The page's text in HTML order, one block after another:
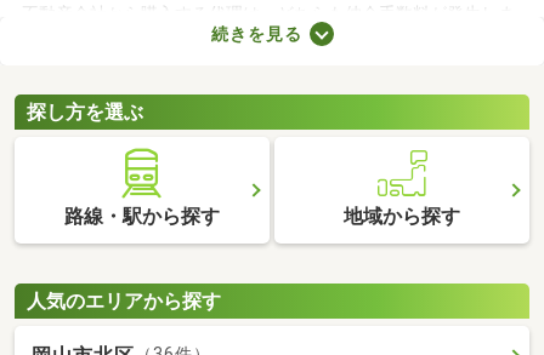
不動産会社から購入する代理は、どちらも仲介手数料が発生しま
せん。物件価格×3.3～5.5％で決まる仲介手数料は、場合によって
をチェックしてみてくださいね。
続きを見る
探し方を選ぶ
路線・駅から探す 地域から探す
人気のエリアから探す